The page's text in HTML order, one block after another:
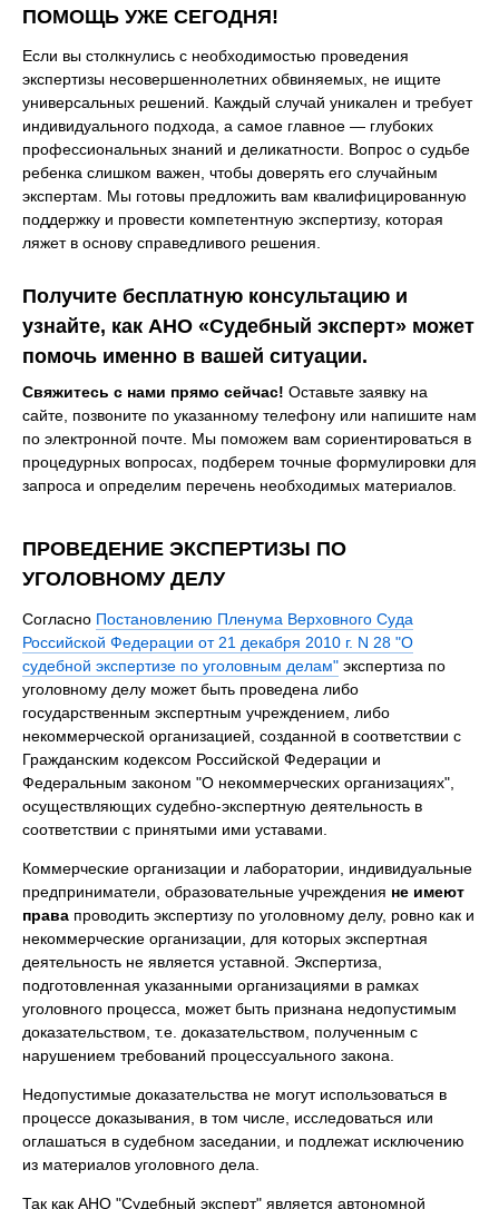
ПОМОЩЬ УЖЕ СЕГОДНЯ!
Если вы столкнулись с необходимостью проведения
экспертизы несовершеннолетних обвиняемых, не ищите
универсальных решений. Каждый случай уникален и требует
индивидуального подхода, а самое главное — глубоких
профессиональных знаний и деликатности. Вопрос о судьбе
ребенка слишком важен, чтобы доверять его случайным
экспертам. Мы готовы предложить вам квалифицированную
поддержку и провести компетентную экспертизу, которая
ляжет в основу справедливого решения.
Получите бесплатную консультацию и
узнайте, как АНО «Судебный эксперт» может
помочь именно в вашей ситуации.
Свяжитесь с нами прямо сейчас! Оставьте заявку на
сайте, позвоните по указанному телефону или напишите нам
по электронной почте. Мы поможем вам сориентироваться в
процедурных вопросах, подберем точные формулировки для
запроса и определим перечень необходимых материалов.
ПРОВЕДЕНИЕ ЭКСПЕРТИЗЫ ПО
УГОЛОВНОМУ ДЕЛУ
Согласно Постановлению Пленума Верховного Суда
Российской Федерации от 21 декабря 2010 г. N 28 "О
судебной экспертизе по уголовным делам" экспертиза по
уголовному делу может быть проведена либо
государственным экспертным учреждением, либо
некоммерческой организацией, созданной в соответствии с
Гражданским кодексом Российской Федерации и
Федеральным законом "О некоммерческих организациях",
осуществляющих судебно-экспертную деятельность в
соответствии с принятыми ими уставами.
Коммерческие организации и лаборатории, индивидуальные
предприниматели, образовательные учреждения не имеют
права проводить экспертизу по уголовному делу, ровно как и
некоммерческие организации, для которых экспертная
деятельность не является уставной. Экспертиза,
подготовленная указанными организациями в рамках
уголовного процесса, может быть признана недопустимым
доказательством, т.е. доказательством, полученным с
нарушением требований процессуального закона.
Недопустимые доказательства не могут использоваться в
процессе доказывания, в том числе, исследоваться или
оглашаться в судебном заседании, и подлежат исключению
из материалов уголовного дела.
Так как АНО "Судебный эксперт" является автономной